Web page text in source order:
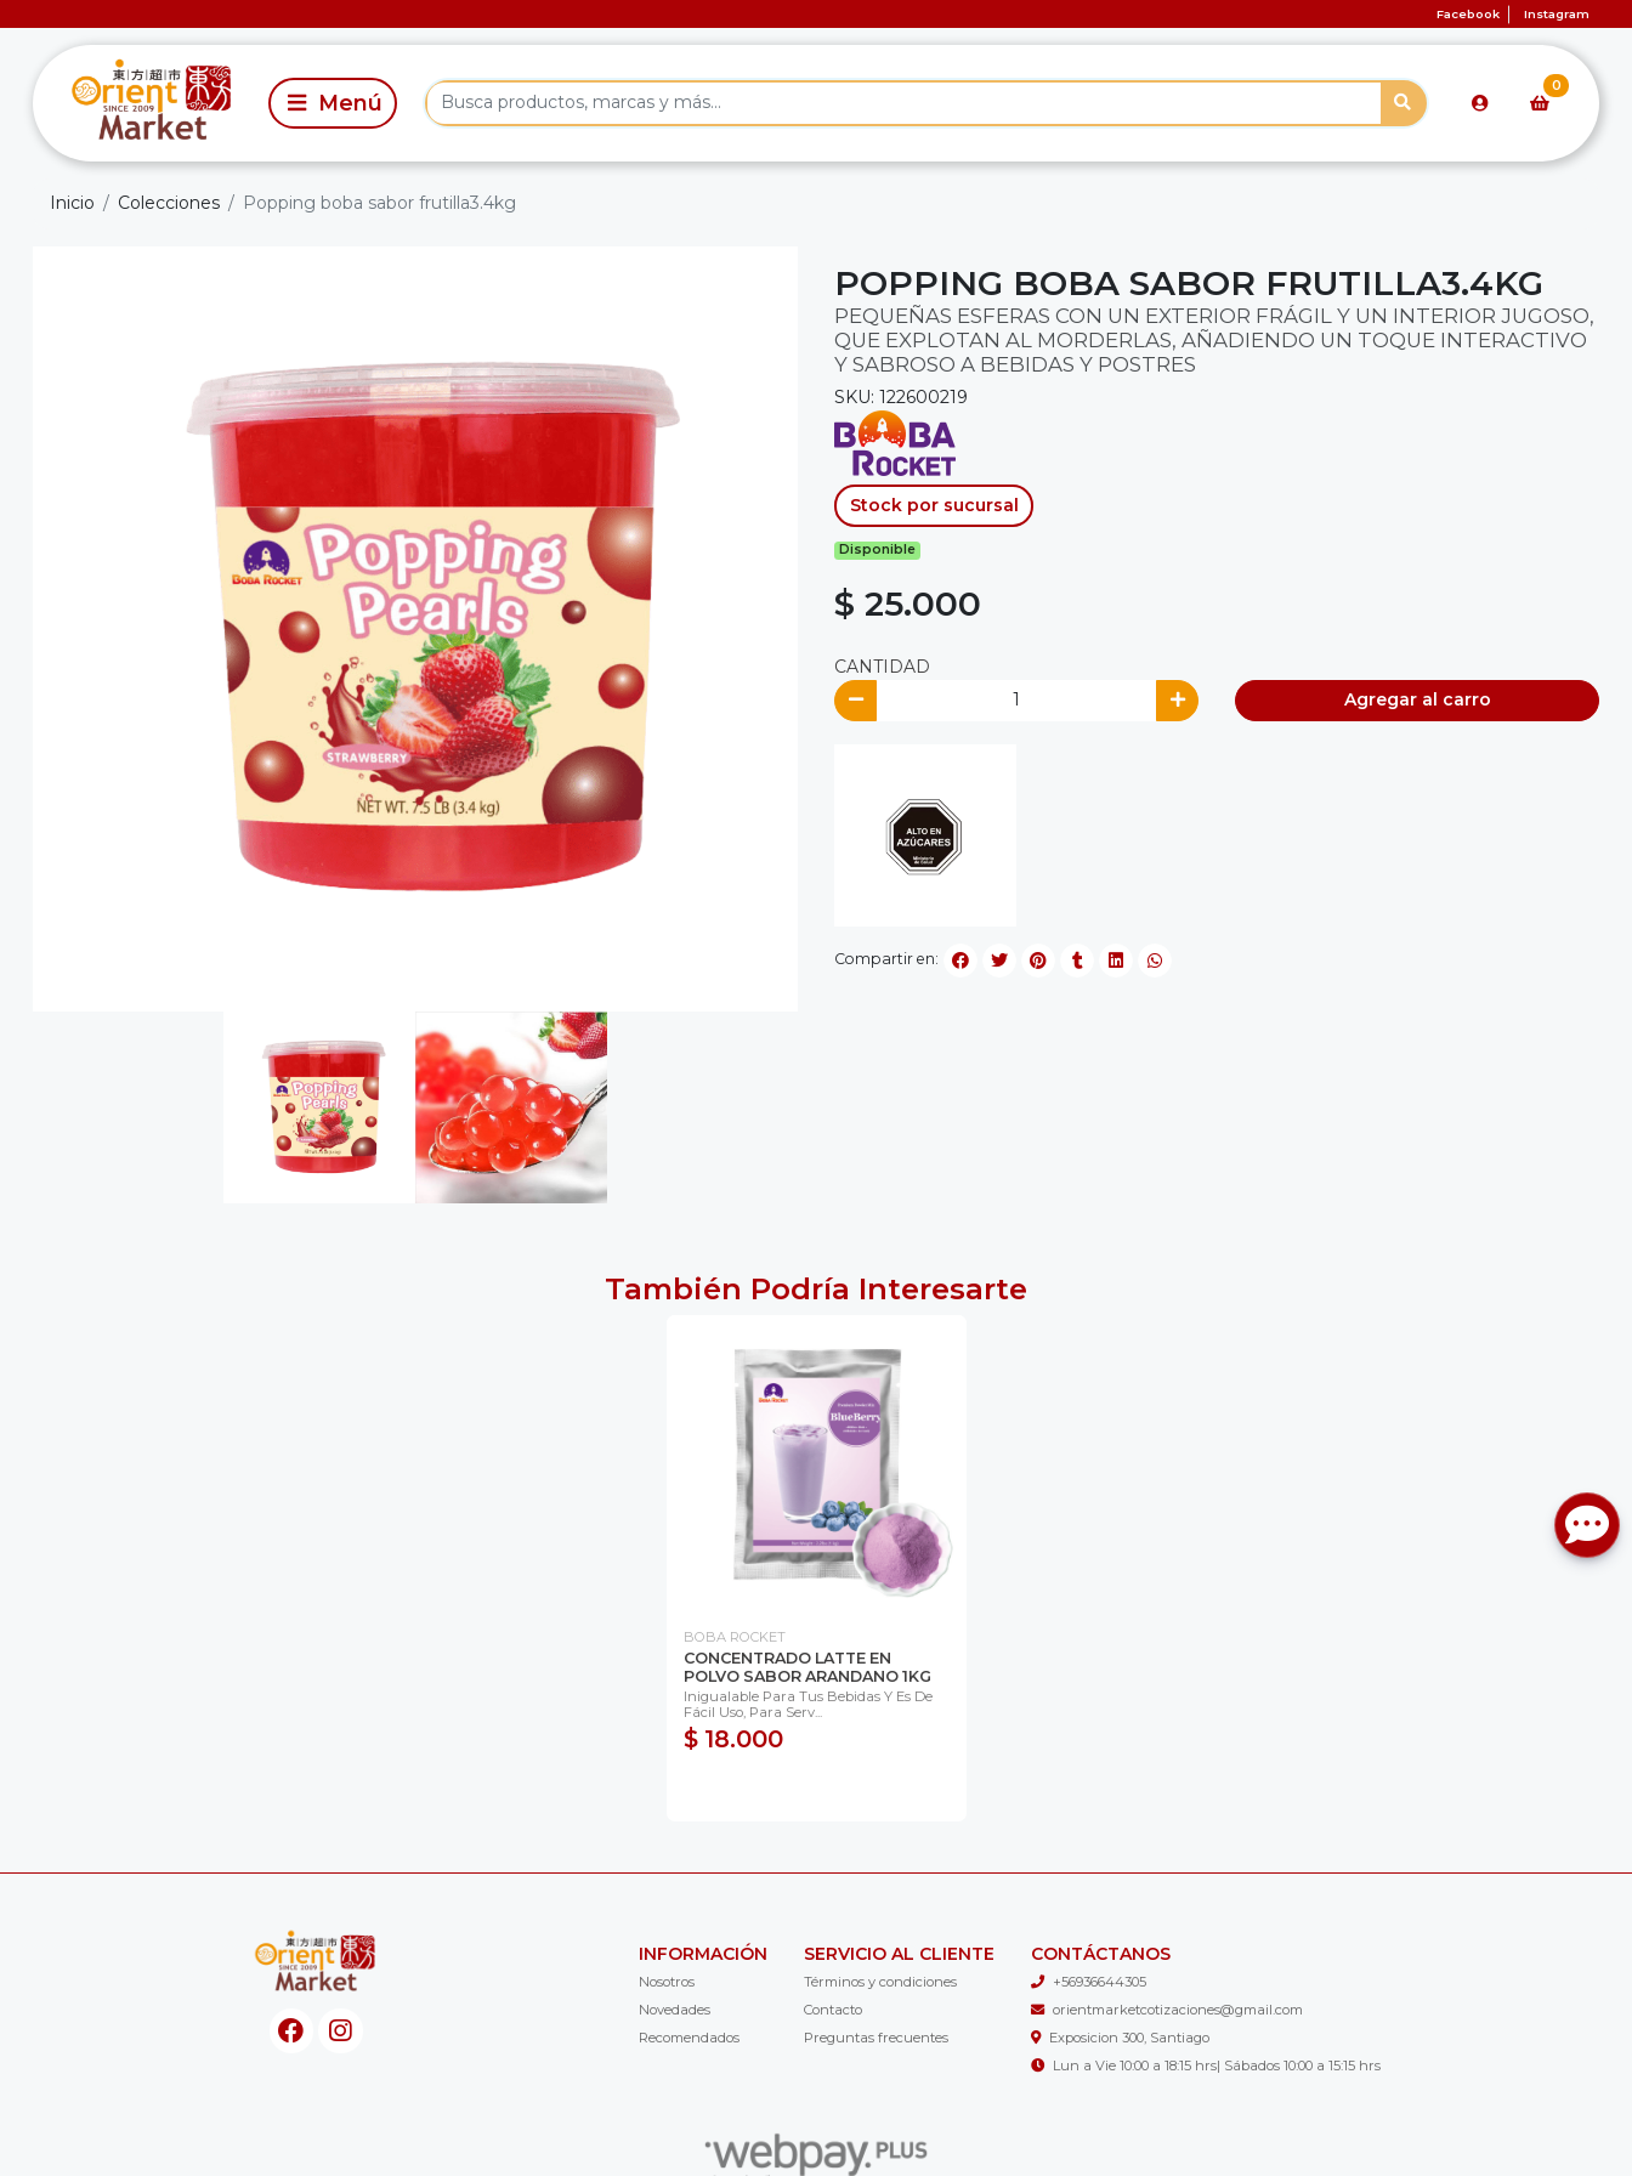
Facebook Instagram
0
Inicio Colecciones Popping boba sabor frutilla3.4kg
POPPING BOBA SABOR FRUTILLA3.4KG
PEQUEÑAS ESFERAS CON UN EXTERIOR FRÁGIL Y UN INTERIOR JUGOSO,
QUE EXPLOTAN AL MORDERLAS, AÑADIENDO UN TOQUE INTERACTIVO
Y SABROSO A BEBIDAS Y POSTRES
SKU: 122600219
Stock por sucursal
Disponible
$ 25.000
CANTIDAD
Agregar al carro
Compartir en:
También Podría Interesarte
BOBA ROCKET
CONCENTRADO LATTE EN
POLVO SABOR ARANDANO 1KG
Inigualable Para Tus Bebidas Y Es De
Fácil Uso, Para Serv...
$ 18.000
INFORMACIÓN
Nosotros
Novedades
Recomendados
SERVICIO AL CLIENTE
Términos y condiciones
Contacto
Preguntas frecuentes
CONTÁCTANOS
+56936644305
orientmarketcotizaciones@gmail.com
Exposicion 300, Santiago
Lun a Vie 10:00 a 18:15 hrs| Sábados 10:00 a 15:15 hrs